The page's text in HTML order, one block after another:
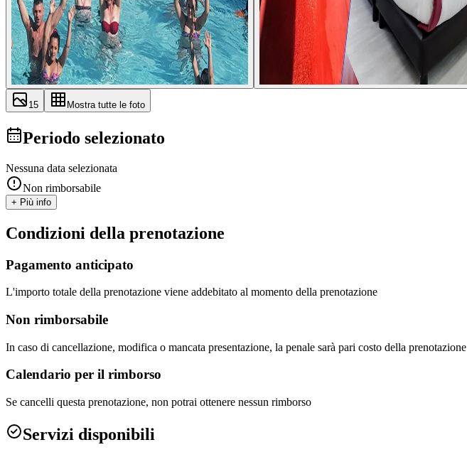
15 Mostra tutte le foto
Periodo selezionato
Nessuna data selezionata
Non rimborsabile
+ Più info
Condizioni della prenotazione
Pagamento anticipato
L'importo totale della prenotazione viene addebitato al momento della prenotazione
Non rimborsabile
In caso di cancellazione, modifica o mancata presentazione, la penale sarà pari costo della prenotazione
Calendario per il rimborso
Se cancelli questa prenotazione, non potrai ottenere nessun rimborso
Servizi disponibili